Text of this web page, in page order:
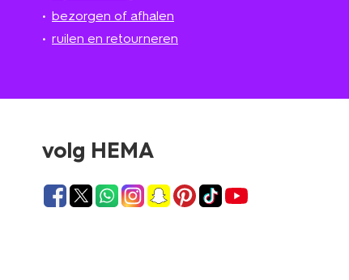
bezorgen of afhalen
ruilen en retourneren
volg HEMA